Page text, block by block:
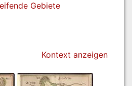
Gebiete
Kontext anzeigen